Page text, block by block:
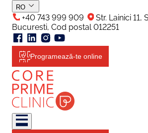
RO
+40 743 999 909
Str. Lainici 11,
Bucuresti, Cod postal 012251
Programează-te online